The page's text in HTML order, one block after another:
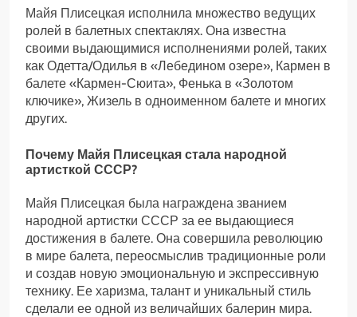
Майя Плисецкая исполнила множество ведущих
ролей в балетных спектаклях. Она известна
своими выдающимися исполнениями ролей, таких
как Одетта/Одилья в «Лебедином озере», Кармен в
балете «Кармен-Сюита», Фенька в «Золотом
ключике», Жизель в одноименном балете и многих
других.
Почему Майя Плисецкая стала народной
артисткой СССР?
Майя Плисецкая была награждена званием
народной артистки СССР за ее выдающиеся
достижения в балете. Она совершила революцию
в мире балета, переосмыслив традиционные роли
и создав новую эмоциональную и экспрессивную
технику. Ее харизма, талант и уникальный стиль
сделали ее одной из величайших балерин мира.